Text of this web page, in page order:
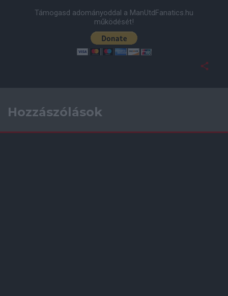
Támogasd adományoddal a ManUtdFanatics.hu
működését!
Hozzászólások